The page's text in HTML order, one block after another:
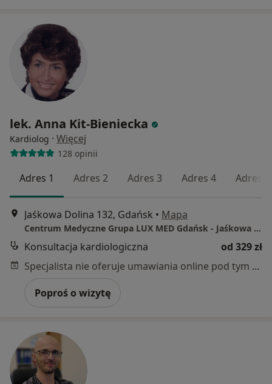
lek. Anna Kit-Bieniecka
Kardiolog · Więcej
128 opinii
Adres 1 Adres 2 Adres 3 Adres 4 Adres 5
Jaśkowa Dolina 132, Gdańsk • Mapa
Centrum Medyczne Grupa LUX MED Gdańsk - Jaśkowa Dolina 132
Konsultacja kardiologiczna
od 329 zł
Specjalista nie oferuje umawiania online pod tym adresem.
Poproś o wizytę